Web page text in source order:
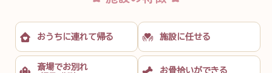
おうちに連れて帰る 施設に任せる
斎場でお別れ お骨拾いができる